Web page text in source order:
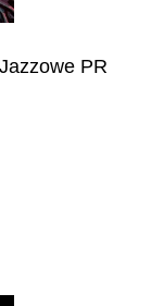
PR